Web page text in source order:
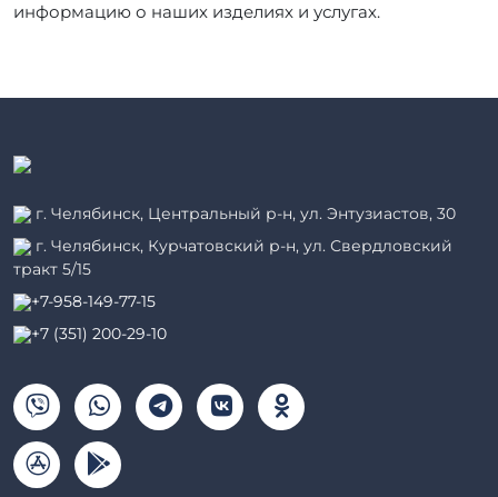
информацию о наших изделиях и услугах.
г. Челябинск, Центральный р-н, ул. Энтузиастов, 30
г. Челябинск, Курчатовский р-н, ул. Свердловский
тракт 5/15
+7-958-149-77-15
+7 (351) 200-29-10